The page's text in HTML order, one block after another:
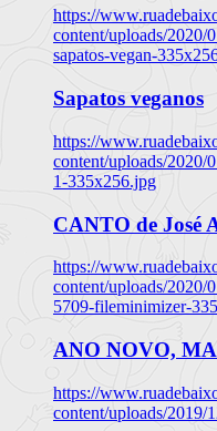
https://
content/uploads/2020/
sapatos-vegan-
Sapatos veganos
https://
content/uploads/2020/
1-335x256.jpg
CANTO de José
https://
content/uploads/2020/
5709-fileminimizer-
ANO NOVO,
https://
content/uploads/2019/